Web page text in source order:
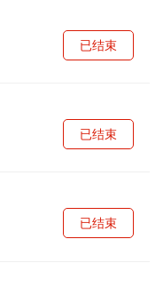
已结束
已结束
已结束